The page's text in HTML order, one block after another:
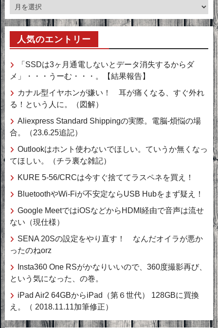
ア
ー
カ
ブ
人気のエントリー
「SSDは3ヶ月通電しないとデータ消失するからダ
メ」・・・うーむ・・・。【結果報告】
カナル型イヤホンが嫌い！ 耳が痛くなる、すぐ外れ
る！という人に。（図解）
Aliexpress Standard Shippingの実際。電脳-煩悩の場
合。（23.6.25追記）
Outlookはホント使わないでほしい。ていうか無くなっ
てほしい。（チラ裏な雑記）
KURE 5-56/CRCは今すぐ捨ててラスペネを買え！
BluetoothやWi-Fiが不安定ならUSB Hubをまず疑え！
Google MeetではiOSなどからHDMI経由で音声は流せ
ない（現仕様）
SENA 20Sの設定をやり直す！ なんだオイラが悪か
ったのねorz
Insta360 One RSがかなりいいので、360度撮影再び、
という気になった、の巻。
iPad Air2 64GBからiPad（第６世代） 128GBに買換
え。（ 2018.11.11加筆修正）